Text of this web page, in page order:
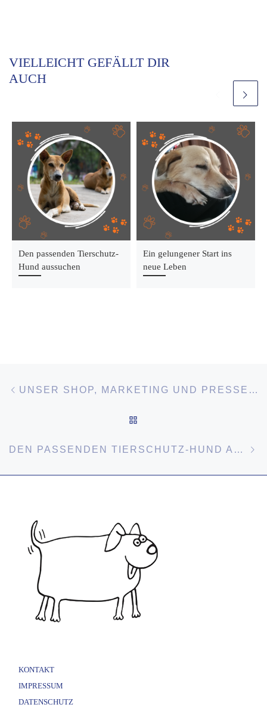
VIELLEICHT GEFÄLLT DIR
AUCH
Den passenden Tierschutz-
Hund aussuchen
Ein gelungener Start ins
neue Leben
Beitragsnavigation UNSER SHOP, MARKETING UND PRESSE / FILME, VIDEOS UND MEHR
DEN PASSENDEN TIERSCHUTZ-HUND AUSSUCHEN
KONTAKT
IMPRESSUM
DATENSCHUTZ